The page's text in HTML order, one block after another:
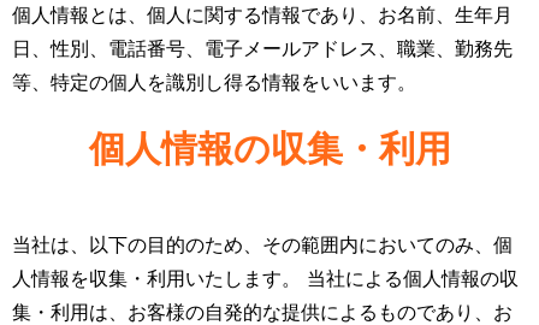
個人情報とは、個人に関する情報であり、お名前、生年月
日、性別、電話番号、電子メールアドレス、職業、勤務先
等、特定の個人を識別し得る情報をいいます。
個人情報の収集・利用
当社は、以下の目的のため、その範囲内においてのみ、個
人情報を収集・利用いたします。 当社による個人情報の収
集・利用は、お客様の自発的な提供によるものであり、お